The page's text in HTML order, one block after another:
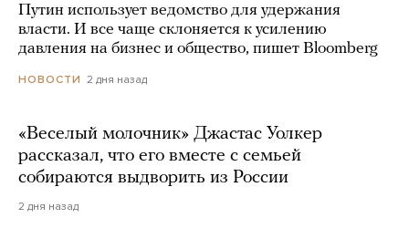
Путин использует ведомство для удержания
власти. И все чаще склоняется к усилению
давления на бизнес и общество, пишет Bloomberg
НОВОСТИ 2 дня назад
«Веселый молочник» Джастас Уолкер
рассказал, что его вместе с семьей
собираются выдворить из России
2 дня назад